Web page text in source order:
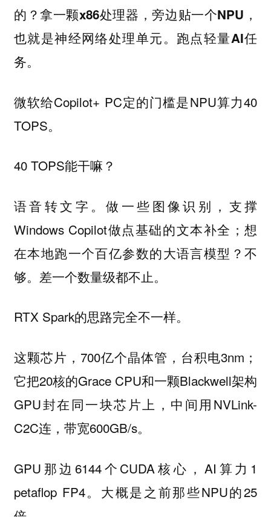
的？拿一颗x86处理器，旁边贴一个NPU，
也就是神经网络处理单元。跑点轻量AI任
务。
微软给Copilot+ PC定的门槛是NPU算力40
TOPS。
40 TOPS能干嘛？
语音转文字。做一些图像识别，支撑
Windows Copilot做点基础的文本补全；想
在本地跑一个百亿参数的大语言模型？不
够。差一个数量级都不止。
RTX Spark的思路完全不一样。
这颗芯片，700亿个晶体管，台积电3nm；
它把20核的Grace CPU和一颗Blackwell架构
GPU封在同一块芯片上，中间用NVLink-
C2C连，带宽600GB/s。
GPU那边6144个CUDA核心，AI算力1
petaflop FP4。大概是之前那些NPU的25